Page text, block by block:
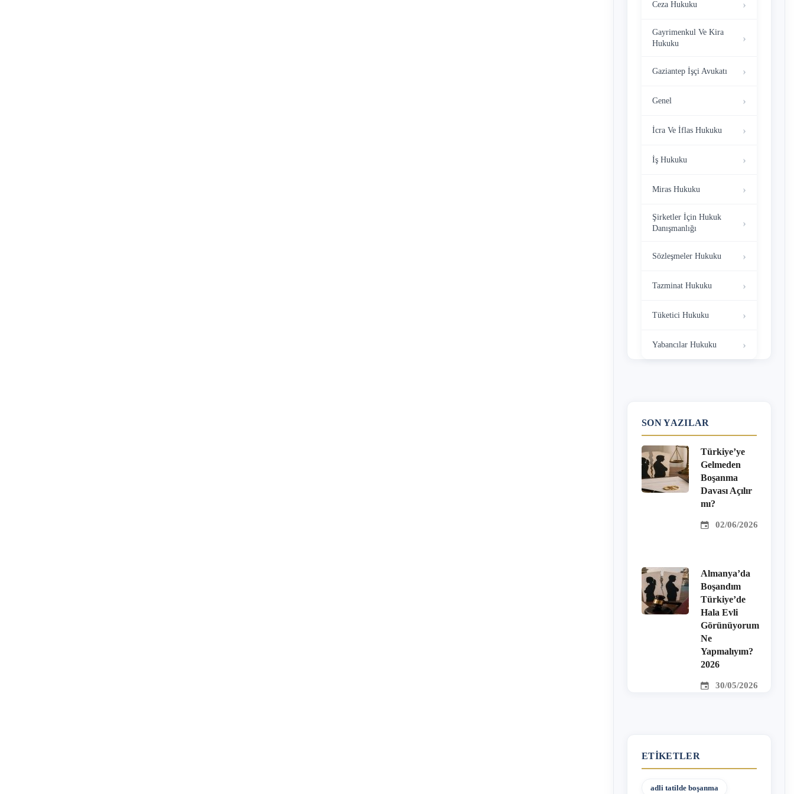
Ceza Hukuku
Gayrimenkul Ve Kira
Hukuku
Gaziantep İşçi Avukatı
Genel
İcra Ve İflas Hukuku
İş Hukuku
Miras Hukuku
Şirketler İçin Hukuk
Danışmanlığı
Sözleşmeler Hukuku
Tazminat Hukuku
Tüketici Hukuku
Yabancılar Hukuku
SON YAZILAR
Türkiye’ye
Gelmeden
Boşanma
Davası Açılır
mı?
02/06/2026
Almanya’da
Boşandım
Türkiye’de
Hala Evli
Görünüyorum
Ne
Yapmalıyım?
2026
30/05/2026
ETIKETLER
adli tatilde boşanma